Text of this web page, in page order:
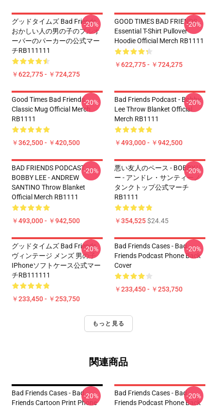
グッドタイムズ Bad Friends
おかしい人の男の子のプルオ
ーバーのパーカーの公式マー
チRB111111
￥622,775 - ￥724,275
-20%
GOOD TIMES BAD FRIENDS
Essential T-Shirt Pullover
Hoodie Official Merch RB1111
￥622,775 - ￥724,275
-20%
Good Times Bad Friends
Classic Mug Official Merch
RB1111
￥362,500 - ￥420,500
-20%
Bad Friends Podcast - Bobby
Lee Throw Blanket Official
Merch RB1111
￥493,000 - ￥942,500
-20%
BAD FRIENDS PODCAST -
BOBBY LEE - ANDREW
SANTINO Throw Blanket
Official Merch RB1111
￥493,000 - ￥942,500
-20%
悪い友人のペース - BOBBYリ
ー - アンドレ・サンティーノ
タンクトップ公式マーチ
RB1111
￥354,525$24.45
-20%
グッドタイムズ Bad Friends
ヴィンテージ メンズ 男の子
IPhoneソフトケース公式マー
チRB111111
￥233,450 - ￥253,750
-20%
Bad Friends Cases - Bad
Friends Podcast Phone Back
Cover
￥233,450 - ￥253,750
-20%
もっと見る
関連商品
Bad Friends Cases - Bad
Friends Cartoon Print Phone
-20%
Bad Friends Cases - Bad
Friends Podcast Phone Back
-20%